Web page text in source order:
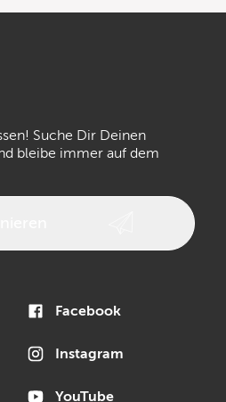
Suche Dir Deinen
bleibe immer auf dem
Facebook
Instagram
YouTube